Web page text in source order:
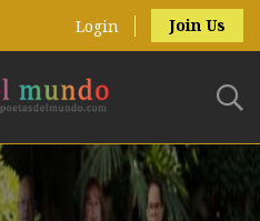
Login Join Us